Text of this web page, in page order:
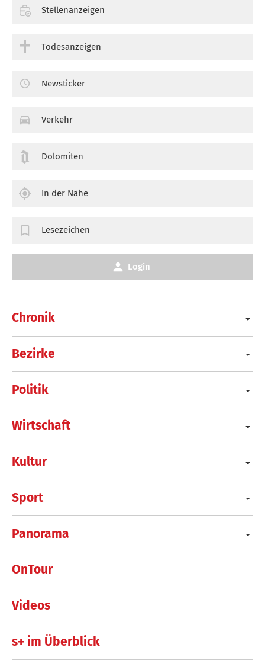
Chronik
Bezirke
Politik
Wirtschaft
Kultur
Sport
Panorama
OnTour
Videos
s+ im Überblick
Stellenanzeigen
Todesanzeigen
Newsticker
Verkehr
Dolomiten
In der Nähe
Lesezeichen
Login